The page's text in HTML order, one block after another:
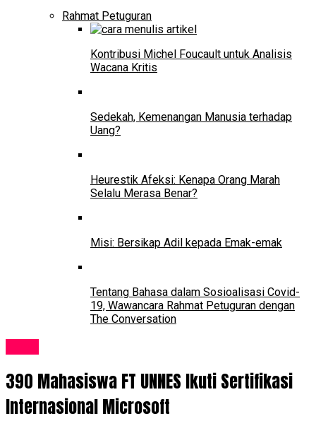
Rahmat Petuguran
Kontribusi Michel Foucault untuk Analisis
Wacana Kritis
Sedekah, Kemenangan Manusia terhadap
Uang?
Heurestik Afeksi: Kenapa Orang Marah
Selalu Merasa Benar?
Misi: Bersikap Adil kepada Emak-emak
Tentang Bahasa dalam Sosioalisasi Covid-
19, Wawancara Rahmat Petuguran dengan
The Conversation
390 Mahasiswa FT UNNES Ikuti Sertifikasi
Internasional Microsoft